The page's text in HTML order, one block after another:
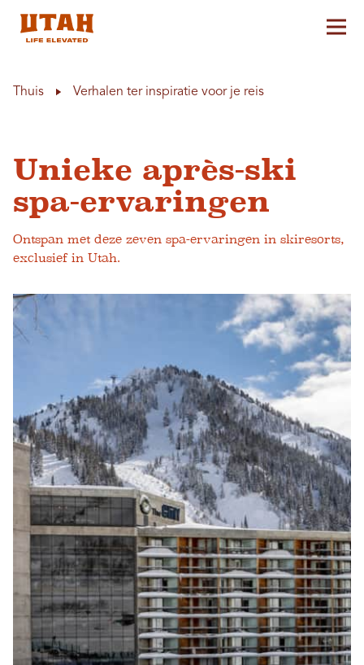
Thuis Verhalen ter inspiratie voor je reis
Unieke après-ski
spa-ervaringen
Ontspan met deze zeven spa-ervaringen in skiresorts,
exclusief in Utah.